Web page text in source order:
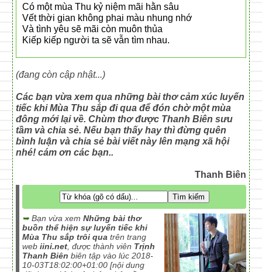
Có một mùa Thu kỷ niệm mãi hằn sâu
Vết thời gian không phai màu nhung nhớ
Và tình yêu sẽ mãi còn muôn thủa
Kiếp kiếp người ta sẽ vẫn tìm nhau.
(đang còn cập nhật...)
Các bạn vừa xem quanhững bài thơ cảm xúc luyến
tiếc khi Mùa Thu sắp đi qua để đón chờ một mùa
đông mới lại về. Chùm thơ được Thanh Biên sưu
tầm và chia sẻ. Nếu bạn thấy hay thì đừng quên
bình luận và chia sẻ bài viết này lên mạng xã hội
nhé! cám ơn các bạn..
Thanh Biên
➥ Bạn vừa xemNhững bài thơ
buồn thể hiện sự luyến tiếc khi
Mùa Thu sắp trôi qua trên trang
webiini.net , được thành viên Trịnh
Thanh Biên biên tập vào lúc 2018-
10-03T18:02:00+01:00 [nội dung